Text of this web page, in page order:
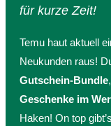
für kurze Zeit!
Temu haut aktuell
Neukunden raus!
Gutschein-Bundle
Geschenke im
Haken! On top